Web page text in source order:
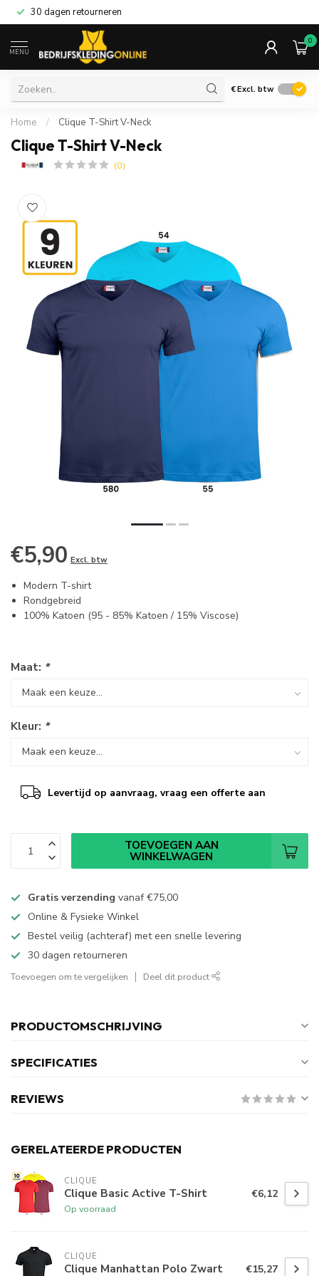
30 dagen retourneren
MENU
0
€Excl. btw
Home / Clique T-Shirt V-Neck
Clique T-Shirt V-Neck
(0)
€5,90 Excl. btw
Modern T-shirt
Rondgebreid
100% Katoen (95 - 85% Katoen / 15% Viscose)
Maat: *
Kleur: *
Levertijd op aanvraag, vraag een offerte aan
TOEVOEGEN AAN
WINKELWAGEN
Gratis verzending vanaf€75,00
Online & Fysieke Winkel
Bestel veilig (achteraf) met een snelle levering
30 dagen retourneren
Toevoegen om te vergelijken Deel dit product
PRODUCTOMSCHRIJVING
SPECIFICATIES
REVIEWS
GERELATEERDE PRODUCTEN
CLIQUE
Clique Basic Active T-Shirt
Op voorraad
€6,12
CLIQUE
Clique Manhattan Polo Zwart €15,27